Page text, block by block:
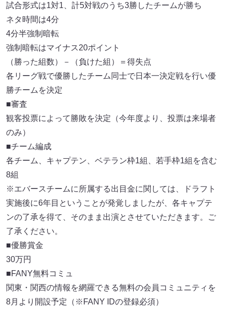
試合形式は1対1、計5対戦のうち3勝したチームが勝ち
ネタ時間は4分
4分半強制暗転
強制暗転はマイナス20ポイント
（勝った組数）－（負けた組）＝得失点
各リーグ戦で優勝したチーム同士で日本一決定戦を行い優
勝チームを決定
■審査
観客投票によって勝敗を決定（今年度より、投票は来場者
のみ）
■チーム編成
各チーム、キャプテン、ベテラン枠1組、若手枠1組を含む
8組
※エバースチームに所属する出目金に関しては、ドラフト
実施後に6年目ということが発覚しましたが、各キャプテ
ンの了承を得て、そのまま出演とさせていただきます。ご
了承ください。
■優勝賞金
30万円
■FANY無料コミュ
関東・関西の情報を網羅できる無料の会員コミュニティを
8月より開設予定（※FANY IDの登録必須）